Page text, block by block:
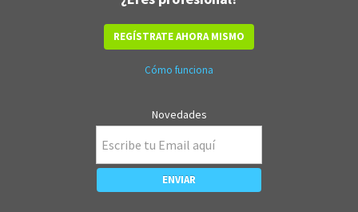
REGÍSTRATE AHORA MISMO
Cómo funciona
Novedades